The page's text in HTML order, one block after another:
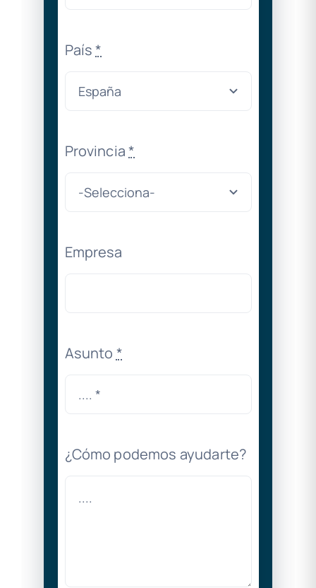
País*
Provincia*
Empresa
Asunto *
¿Cómo podemos ayudarte?